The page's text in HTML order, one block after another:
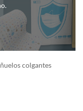
colgantes